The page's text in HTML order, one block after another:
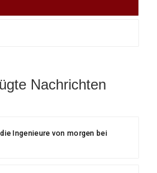
Nachrichten
Ingenieure von morgen bei